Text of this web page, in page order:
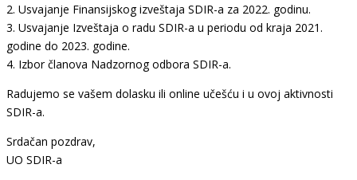
2. Usvajanje Finansijskog izveštaja SDIR-a za 2022. godinu.
3. Usvajanje Izveštaja o radu SDIR-a u periodu od kraja 2021.
godine do 2023. godine.
4. Izbor članova Nadzornog odbora SDIR-a.
Radujemo se vašem dolasku ili online učešću i u ovoj aktivnosti
SDIR-a.
Srdačan pozdrav,
UO SDIR-a